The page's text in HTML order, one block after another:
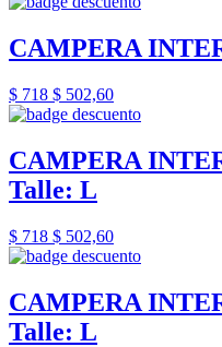
CAMPERA
$ 718 $ 502,60
CAMPERA
Talle: L
$ 718 $ 502,60
CAMPERA
Talle: L